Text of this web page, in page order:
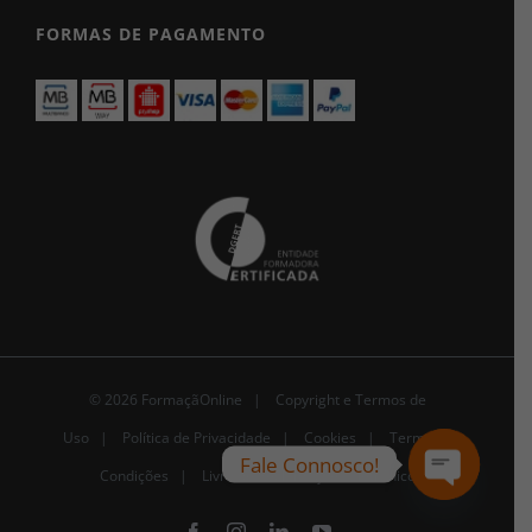
FORMAS DE PAGAMENTO
© 2026 FormaçãOnline |
Copyright e Termos de
Uso | Política de Privacidade | Cookies |
Termos e
Condições |
Livro de Reclamações Eletrónico
Fale Connosco!